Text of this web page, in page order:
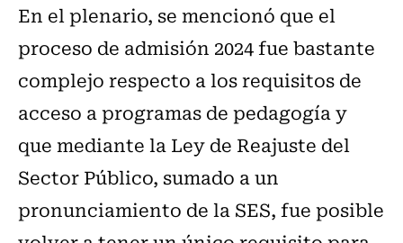
En el plenario, se mencionó que el
proceso de admisión 2024 fue bastante
complejo respecto a los requisitos de
acceso a programas de pedagogía y
que mediante la Ley de Reajuste del
Sector Público, sumado a un
pronunciamiento de la SES, fue posible